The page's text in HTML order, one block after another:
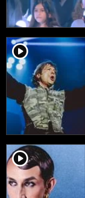
player2
player2